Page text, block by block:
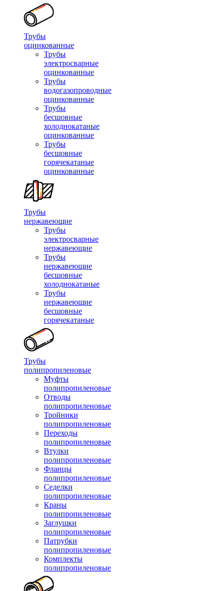
Трубы
оцинкованные
Трубы
электросварные
оцинкованные
Трубы
водогазопроводные
оцинкованные
Трубы
бесшовные
холоднокатаные
оцинкованные
Трубы
бесшовные
горячекатаные
оцинкованные
Трубы
нержавеющие
Трубы
электросварные
нержавеющие
Трубы
нержавеющие
бесшовные
холоднокатаные
Трубы
нержавеющие
бесшовные
горячекатаные
Трубы
полипропиленовые
Муфты
полипропиленовые
Отводы
полипропиленовые
Тройники
полипропиленовые
Переходы
полипропиленовые
Втулки
полипропиленовые
Фланцы
полипропиленовые
Седелки
полипропиленовые
Краны
полипропиленовые
Заглушки
полипропиленовые
Патрубки
полипропиленовые
Комплекты
полипропиленовые